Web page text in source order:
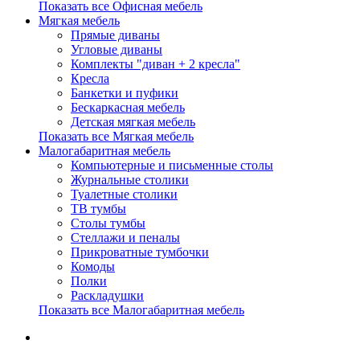
Показать все Офисная мебель
Мягкая мебель
Прямые диваны
Угловые диваны
Комплекты "диван + 2 кресла"
Кресла
Банкетки и пуфики
Бескаркасная мебель
Детская мягкая мебель
Показать все Мягкая мебель
Малогабаритная мебель
Компьютерные и письменные столы
Журнальные столики
Туалетные столики
ТВ тумбы
Столы тумбы
Стеллажи и пеналы
Прикроватные тумбочки
Комоды
Полки
Раскладушки
Показать все Малогабаритная мебель